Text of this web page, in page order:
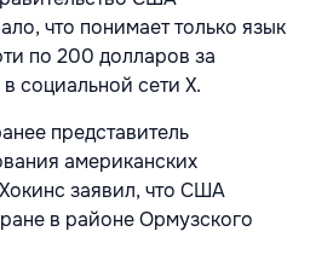
что понимает только язык
по 200 долларов за
социальной сети Х.
представитель
американских
заявил, что США
в районе Ормузского